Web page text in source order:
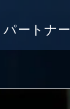
パートナー